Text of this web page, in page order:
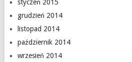
styczeń 2015
grudzień 2014
listopad 2014
październik 2014
wrzesień 2014